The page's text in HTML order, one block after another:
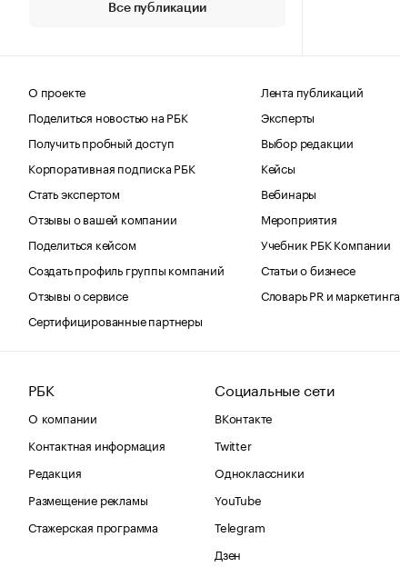
Все публикации
О проекте
Поделиться новостью на РБК
Получить пробный доступ
Корпоративная подписка РБК
Стать экспертом
Отзывы о вашей компании
Поделиться кейсом
Создать профиль группы компаний
Отзывы о сервисе
Сертифицированные партнеры
Лента публикаций
Эксперты
Выбор редакции
Кейсы
Вебинары
Мероприятия
Учебник РБК Компании
Статьи о бизнесе
Словарь PR и маркетинга
РБК
О компании
Контактная информация
Редакция
Размещение рекламы
Стажерская программа
Социальные сети
ВКонтакте
Twitter
Одноклассники
YouTube
Telegram
Дзен